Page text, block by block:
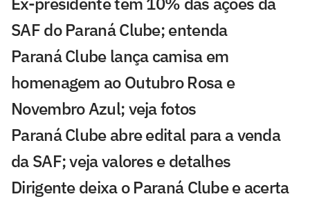
SAF do Paraná Clube; entenda
Paraná Clube lança camisa em
homenagem ao Outubro Rosa e
Novembro Azul; veja fotos
Paraná Clube abre edital para a venda
da SAF; veja valores e detalhes
Dirigente deixa o Paraná Clube e acerta